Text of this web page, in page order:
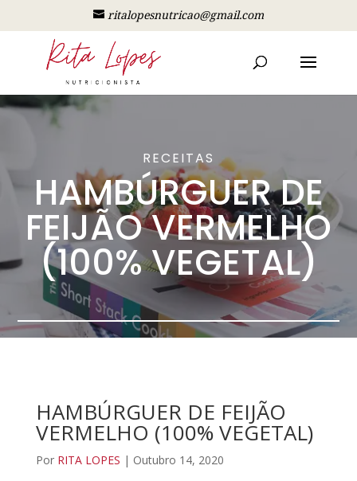
ritalopesnutricao@gmail.com
RECEITAS
HAMBÚRGUER DE
FEIJÃO VERMELHO
(100% VEGETAL)
HAMBÚRGUER DE FEIJÃO
VERMELHO (100% VEGETAL)
Por RITA LOPES | Outubro 14, 2020